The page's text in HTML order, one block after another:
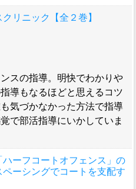
リニック【全２巻】
スの指導。明快でわかりや
導もなるほどと思えるコツ
気づかなかった方法で指導
で部活指導にいかしていま
ーフコートオフェンス」の
ーシングでコートを支配す